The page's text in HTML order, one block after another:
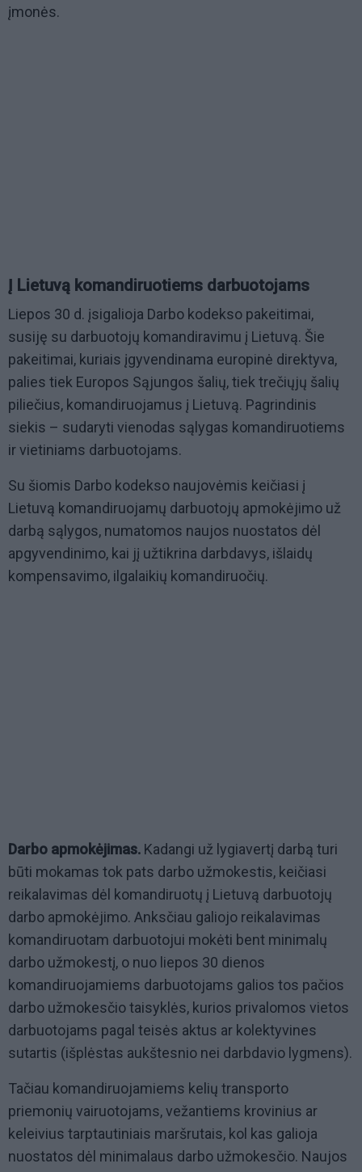
įmonės.
Į Lietuvą komandiruotiems darbuotojams
Liepos 30 d. įsigalioja Darbo kodekso pakeitimai,
susiję su darbuotojų komandiravimu į Lietuvą. Šie
pakeitimai, kuriais įgyvendinama europinė direktyva,
palies tiek Europos Sąjungos šalių, tiek trečiųjų šalių
piliečius, komandiruojamus į Lietuvą. Pagrindinis
siekis – sudaryti vienodas sąlygas komandiruotiems
ir vietiniams darbuotojams.
Su šiomis Darbo kodekso naujovėmis keičiasi į
Lietuvą komandiruojamų darbuotojų apmokėjimo už
darbą sąlygos, numatomos naujos nuostatos dėl
apgyvendinimo, kai jį užtikrina darbdavys, išlaidų
kompensavimo, ilgalaikių komandiruočių.
Darbo apmokėjimas. Kadangi už lygiavertį darbą turi
būti mokamas tok pats darbo užmokestis, keičiasi
reikalavimas dėl komandiruotų į Lietuvą darbuotojų
darbo apmokėjimo. Anksčiau galiojo reikalavimas
komandiruotam darbuotojui mokėti bent minimalų
darbo užmokestį, o nuo liepos 30 dienos
komandiruojamiems darbuotojams galios tos pačios
darbo užmokesčio taisyklės, kurios privalomos vietos
darbuotojams pagal teisės aktus ar kolektyvines
sutartis (išplėstas aukštesnio nei darbdavio lygmens).
Tačiau komandiruojamiems kelių transporto
priemonių vairuotojams, vežantiems krovinius ar
keleivius tarptautiniais maršrutais, kol kas galioja
nuostatos dėl minimalaus darbo užmokesčio. Naujos